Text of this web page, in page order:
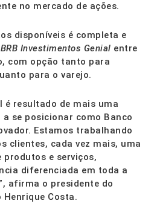
no mercado de ações.
disponíveis é completa e
BRB Investimentos Genial entre
com opção tanto para
para o varejo.
é resultado de mais uma
a se posicionar como Banco
Estamos trabalhando
clientes, cada vez mais, uma
produtos e serviços,
diferenciada em toda a
afirma o presidente do
Henrique Costa.